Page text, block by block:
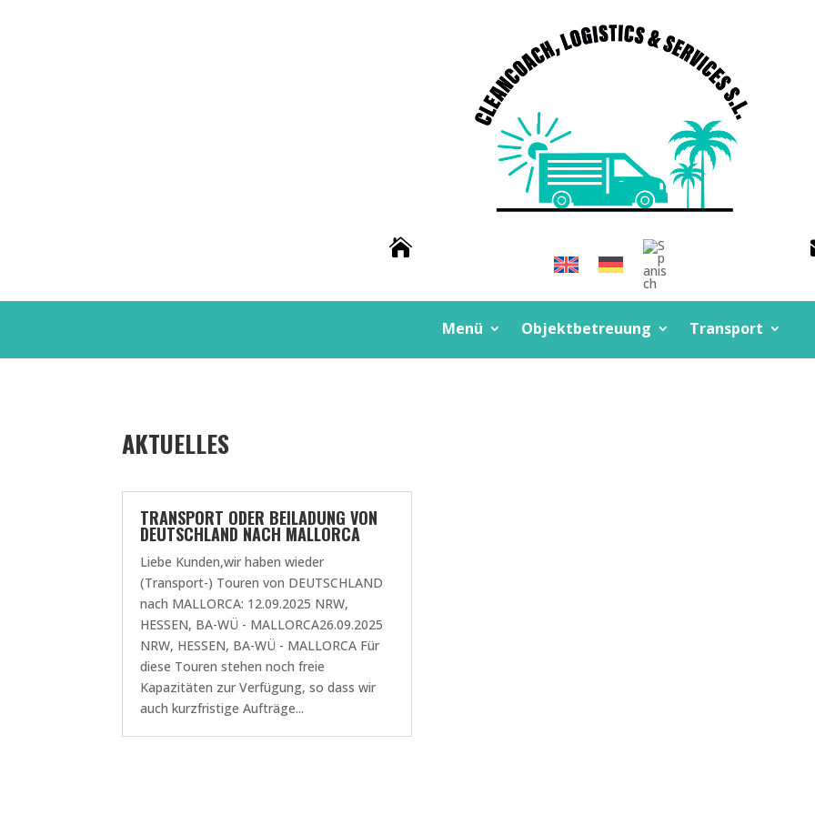

Menü Objektbetreuung Transport
AKTUELLES
TRANSPORT ODER BEILADUNG VON
DEUTSCHLAND NACH MALLORCA
Liebe Kunden,wir haben wieder
(Transport-) Touren von DEUTSCHLAND
nach MALLORCA: 12.09.2025 NRW,
HESSEN, BA-WÜ - MALLORCA26.09.2025
NRW, HESSEN, BA-WÜ - MALLORCA Für
diese Touren stehen noch freie
Kapazitäten zur Verfügung, so dass wir
auch kurzfristige Aufträge...